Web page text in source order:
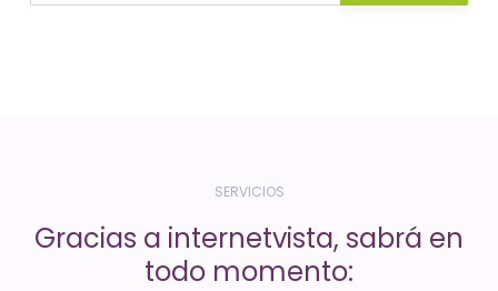
de
oro
SERVICIOS
Gracias a internetvista, sabrá en
todo momento: